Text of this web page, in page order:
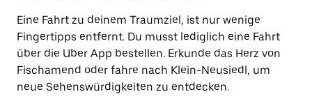
Eine Fahrt zu deinem Traumziel, ist nur wenige
Fingertipps entfernt. Du musst lediglich eine Fahrt
über die Uber App bestellen. Erkunde das Herz von
Fischamend oder fahre nach Klein-Neusiedl, um
neue Sehenswürdigkeiten zu entdecken.